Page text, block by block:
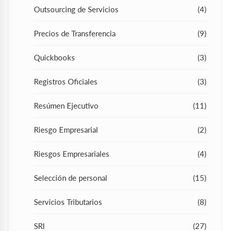
Outsourcing de Servicios (4)
Precios de Transferencia (9)
Quickbooks (3)
Registros Oficiales (3)
Resúmen Ejecutivo (11)
Riesgo Empresarial (2)
Riesgos Empresariales (4)
Selección de personal (15)
Servicios Tributarios (8)
SRI (27)